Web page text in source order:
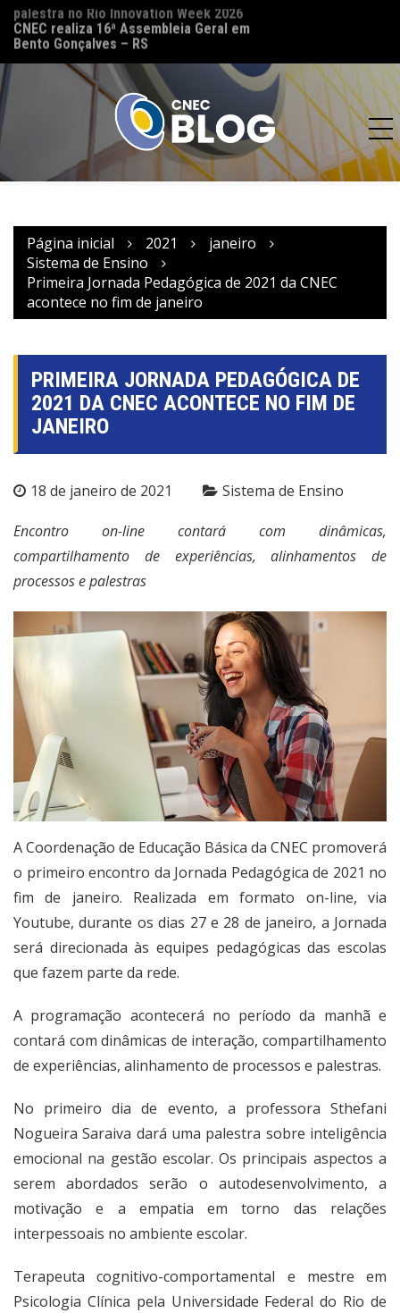
CNEC realiza 16ª Assembleia Geral em
Bento Gonçalves – RS
Página inicial 2021
janeiro
Sistema de Ensino
Primeira Jornada Pedagógica de 2021 da CNEC
acontece no fim de janeiro
PRIMEIRA JORNADA PEDAGÓGICA DE
2021 DA CNEC ACONTECE NO FIM DE
JANEIRO
18 de janeiro de 2021 Sistema de Ensino
Encontro on-line contará com dinâmicas,
compartilhamento de experiências, alinhamentos de
processos e palestras
A Coordenação de Educação Básica da CNEC promoverá
o primeiro encontro da Jornada Pedagógica de 2021 no
fim de janeiro. Realizada em formato on-line, via
Youtube, durante os dias 27 e 28 de janeiro, a Jornada
será direcionada às equipes pedagógicas das escolas
que fazem parte da rede.
A programação acontecerá no período da manhã e
contará com dinâmicas de interação, compartilhamento
de experiências, alinhamento de processos e palestras.
No primeiro dia de evento, a professora Sthefani
Nogueira Saraiva dará uma palestra sobre inteligência
emocional na gestão escolar. Os principais aspectos a
serem abordados serão o autodesenvolvimento, a
motivação e a empatia em torno das relações
interpessoais no ambiente escolar.
Terapeuta cognitivo-comportamental e mestre em
Psicologia Clínica pela Universidade Federal do Rio de